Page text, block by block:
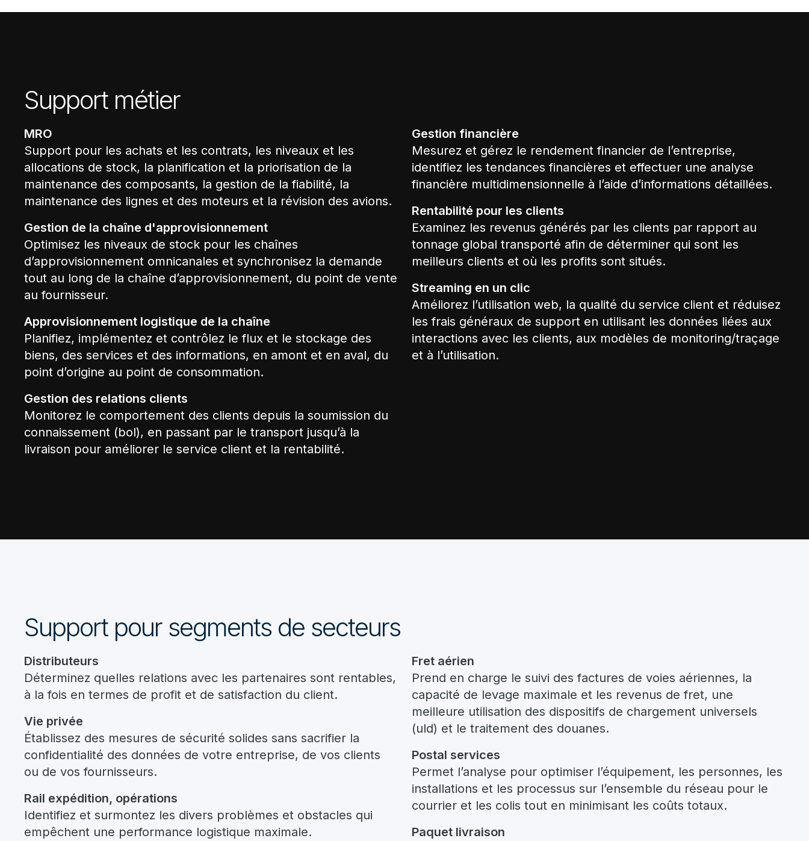
Support métier
MRO
Support pour les achats et les contrats, les niveaux et les
allocations de stock, la planification et la priorisation de la
maintenance des composants, la gestion de la fiabilité, la
maintenance des lignes et des moteurs et la révision des avions.
Gestion de la chaîne d'approvisionnement
Optimisez les niveaux de stock pour les chaînes
d’approvisionnement omnicanales et synchronisez la demande
tout au long de la chaîne d’approvisionnement, du point de vente
au fournisseur.
Approvisionnement logistique de la chaîne
Planifiez, implémentez et contrôlez le flux et le stockage des
biens, des services et des informations, en amont et en aval, du
point d’origine au point de consommation.
Gestion des relations clients
Monitorez le comportement des clients depuis la soumission du
connaissement (bol), en passant par le transport jusqu’à la
livraison pour améliorer le service client et la rentabilité.
Gestion financière
Mesurez et gérez le rendement financier de l’entreprise,
identifiez les tendances financières et effectuer une analyse
financière multidimensionnelle à l’aide d’informations détaillées.
Rentabilité pour les clients
Examinez les revenus générés par les clients par rapport au
tonnage global transporté afin de déterminer qui sont les
meilleurs clients et où les profits sont situés.
Streaming en un clic
Améliorez l’utilisation web, la qualité du service client et réduisez
les frais généraux de support en utilisant les données liées aux
interactions avec les clients, aux modèles de monitoring/traçage
et à l’utilisation.
Support pour segments de secteurs
Distributeurs
Déterminez quelles relations avec les partenaires sont rentables,
à la fois en termes de profit et de satisfaction du client.
Vie privée
Établissez des mesures de sécurité solides sans sacrifier la
confidentialité des données de votre entreprise, de vos clients
ou de vos fournisseurs.
Rail expédition, opérations
Identifiez et surmontez les divers problèmes et obstacles qui
empêchent une performance logistique maximale.
Fret aérien
Prend en charge le suivi des factures de voies aériennes, la
capacité de levage maximale et les revenus de fret, une
meilleure utilisation des dispositifs de chargement universels
(uld) et le traitement des douanes.
Postal services
Permet l’analyse pour optimiser l’équipement, les personnes, les
installations et les processus sur l’ensemble du réseau pour le
courrier et les colis tout en minimisant les coûts totaux.
Paquet livraison